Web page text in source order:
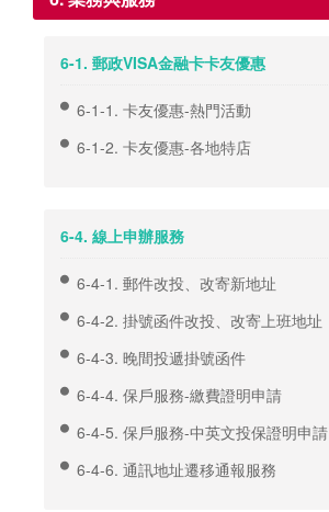
6-1. 郵政VISA金融卡卡友優惠
6-1-1. 卡友優惠-熱門活動
6-1-2. 卡友優惠-各地特店
6-4. 線上申辦服務
6-4-1. 郵件改投、改寄新地址
6-4-2. 掛號函件改投、改寄上班地址
6-4-3. 晚間投遞掛號函件
6-4-4. 保戶服務-繳費證明申請
6-4-5. 保戶服務-中英文投保證明申請
6-4-6. 通訊地址遷移通報服務